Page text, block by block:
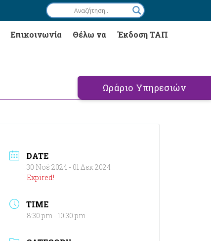
Επικοινωνία Θέλω να Έκδοση ΤΑΠ
Ωράριο Υπηρεσιών
DATE
30 Νοέ 2024 - 01 Δεκ 2024
Expired!
TIME
8:30 pm - 10:30 pm